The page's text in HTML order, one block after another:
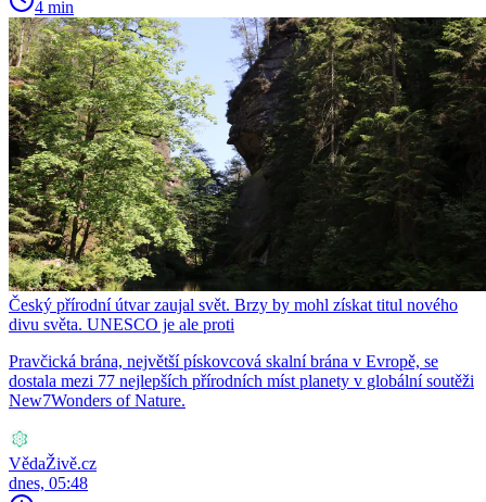
4 min
Český přírodní útvar zaujal svět. Brzy by mohl získat titul nového
divu světa. UNESCO je ale proti
Pravčická brána, největší pískovcová skalní brána v Evropě, se
dostala mezi 77 nejlepších přírodních míst planety v globální soutěži
New7Wonders of Nature.
VědaŽivě.cz
dnes, 05:48